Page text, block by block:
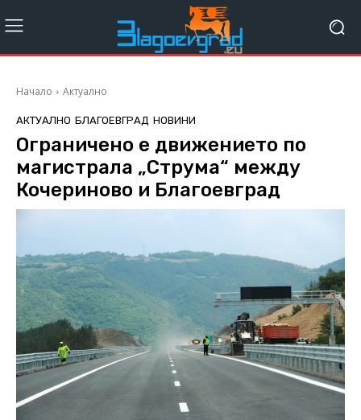
Начало Актуално
АКТУАЛНО БЛАГОЕВГРАД НОВИНИ
Ограничено е движението по
магистрала „Струма“ между
Кочериново и Благоевград